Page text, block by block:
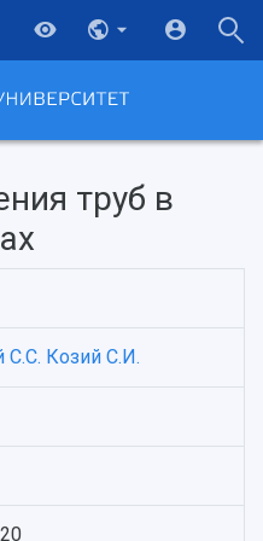
деятельность
научные коллективы
труб в
С.С. Козий С.И.